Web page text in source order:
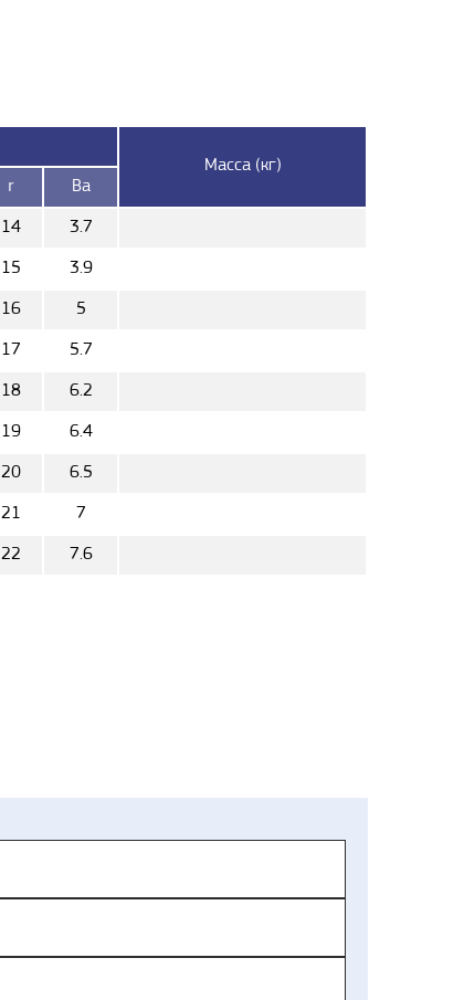
Масса (кг)
r Ba
14 3.7
15 3.9
16 5
17 5.7
18 6.2
19 6.4
20 6.5
21 7
22 7.6